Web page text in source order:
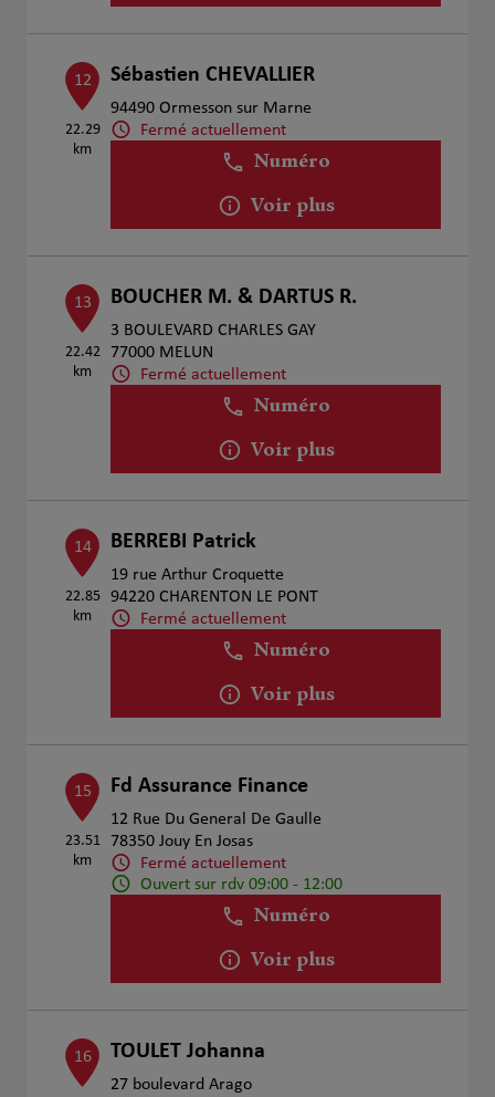
12
22.29
km
Sébastien CHEVALLIER
94490 Ormesson sur Marne
Fermé actuellement
Numéro
Voir plus
13
22.42
km
BOUCHER M. & DARTUS R.
3 BOULEVARD CHARLES GAY
77000 MELUN
Fermé actuellement
Numéro
Voir plus
14
22.85
km
BERREBI Patrick
19 rue Arthur Croquette
94220 CHARENTON LE PONT
Fermé actuellement
Numéro
Voir plus
15
23.51
km
Fd Assurance Finance
12 Rue Du General De Gaulle
78350 Jouy En Josas
Fermé actuellement
Ouvert sur rdv 09:00 - 12:00
Numéro
Voir plus
16 TOULET Johanna
27 boulevard Arago